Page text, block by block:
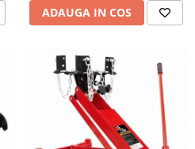
ADAUGA IN COS